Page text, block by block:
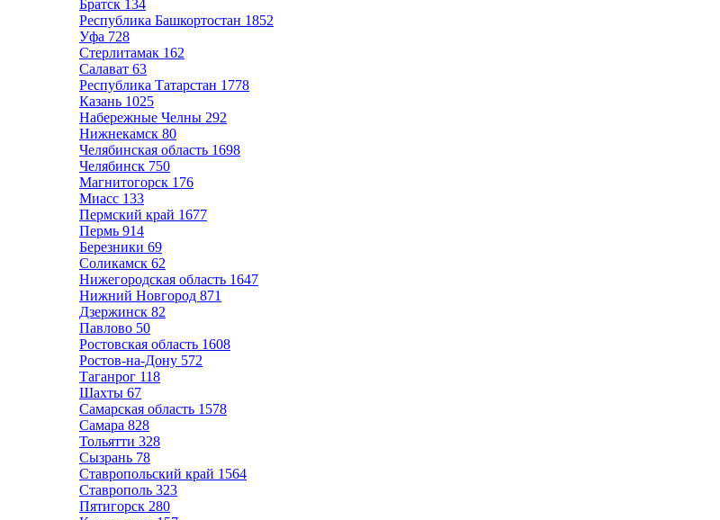
Братск 134
Республика Башкортостан 1852
Уфа 728
Стерлитамак 162
Салават 63
Республика Татарстан 1778
Казань 1025
Набережные Челны 292
Нижнекамск 80
Челябинская область 1698
Челябинск 750
Магнитогорск 176
Миасс 133
Пермский край 1677
Пермь 914
Березники 69
Соликамск 62
Нижегородская область 1647
Нижний Новгород 871
Дзержинск 82
Павлово 50
Ростовская область 1608
Ростов-на-Дону 572
Таганрог 118
Шахты 67
Самарская область 1578
Самара 828
Тольятти 328
Сызрань 78
Ставропольский край 1564
Ставрополь 323
Пятигорск 280